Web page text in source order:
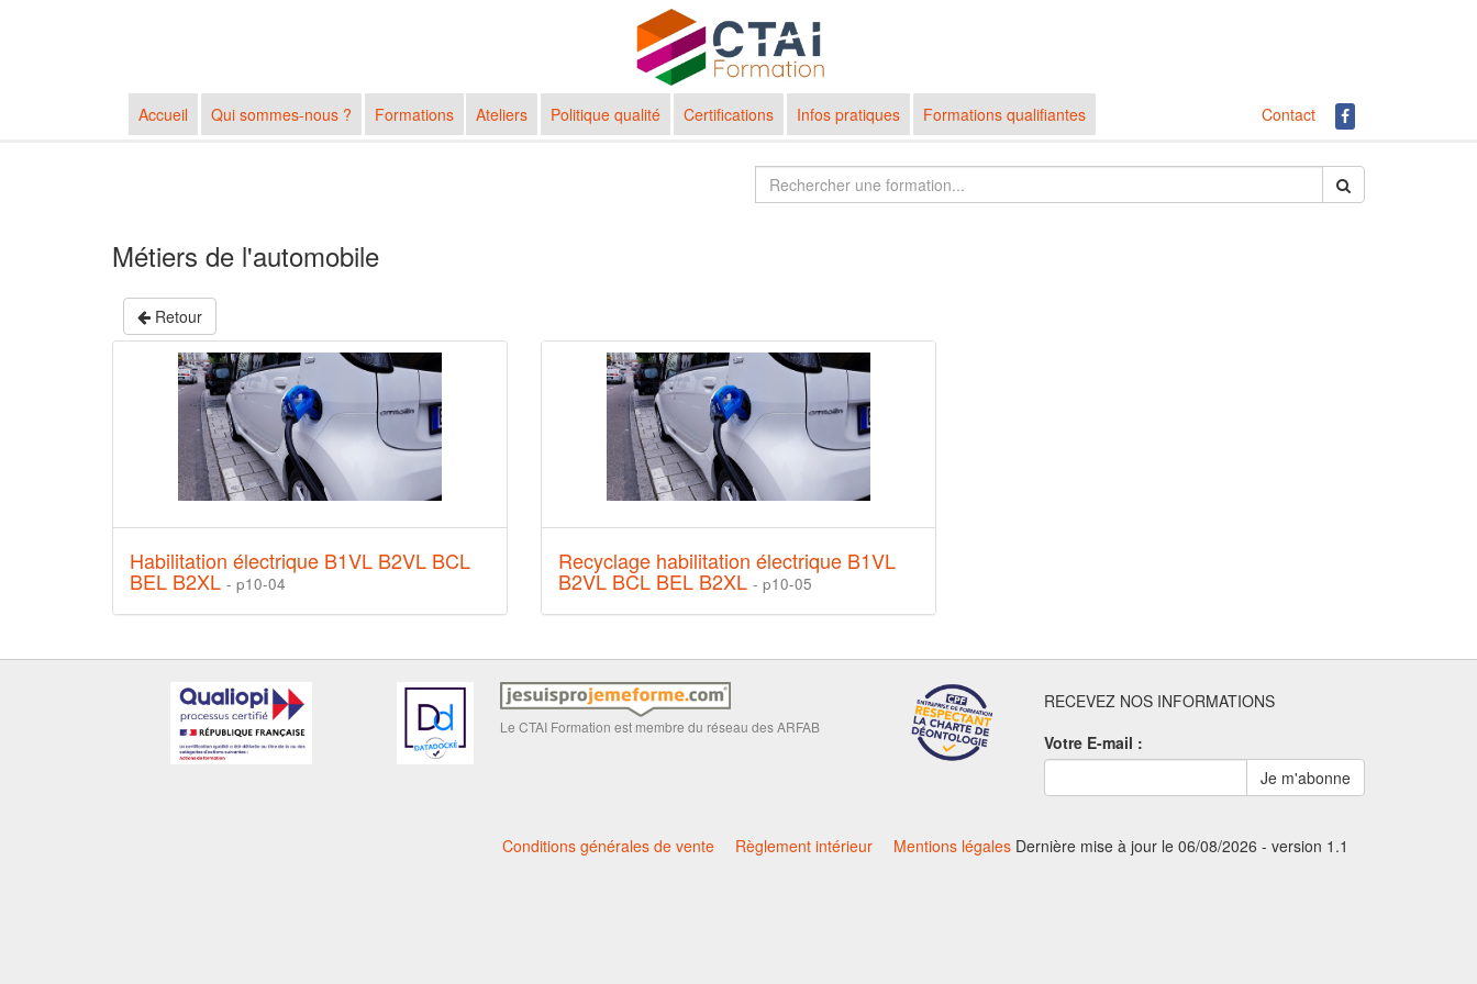
Contact
Accueil Qui sommes-nous ? Formations Ateliers Politique qualité Certifications Infos pratiques Formations qualifiantes
Métiers de l'automobile
Retour
Habilitation électrique B1VL B2VL BCL
BEL B2XL - p10-04
Recyclage habilitation électrique B1VL
B2VL BCL BEL B2XL - p10-05
Le CTAI Formation est membre du réseau des ARFAB
RECEVEZ NOS INFORMATIONS
Votre E-mail :
Conditions générales de vente Règlement intérieur Mentions légales Dernière mise à jour le 06/08/2026 - version 1.1